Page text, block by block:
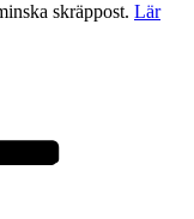
skräppost. Lär